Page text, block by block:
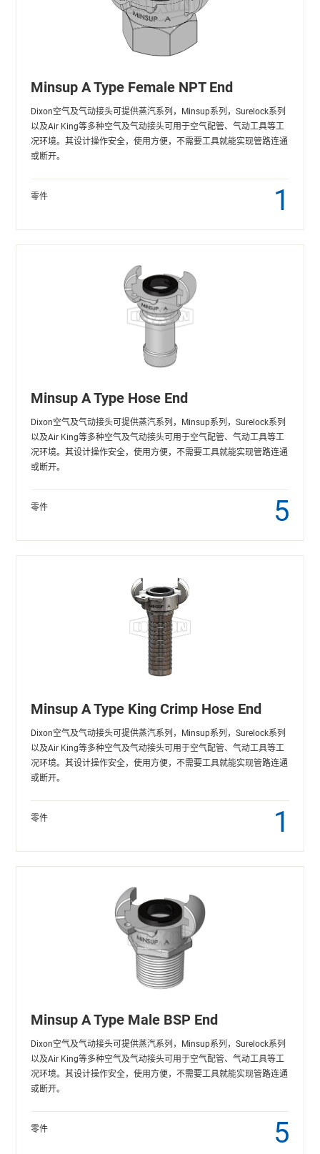
Minsup A Type Female NPT End
Dixon空气及气动接头可提供蒸汽系列，Minsup系列，Surelock系列
以及Air King等多种空气及气动接头可用于空气配管、气动工具等工
况环境。其设计操作安全，使用方便，不需要工具就能实现管路连通
或断开。
零件 1
Minsup A Type Hose End
Dixon空气及气动接头可提供蒸汽系列，Minsup系列，Surelock系列
以及Air King等多种空气及气动接头可用于空气配管、气动工具等工
况环境。其设计操作安全，使用方便，不需要工具就能实现管路连通
或断开。
零件 5
Minsup A Type King Crimp Hose End
Dixon空气及气动接头可提供蒸汽系列，Minsup系列，Surelock系列
以及Air King等多种空气及气动接头可用于空气配管、气动工具等工
况环境。其设计操作安全，使用方便，不需要工具就能实现管路连通
或断开。
零件 1
Minsup A Type Male BSP End
Dixon空气及气动接头可提供蒸汽系列，Minsup系列，Surelock系列
以及Air King等多种空气及气动接头可用于空气配管、气动工具等工
况环境。其设计操作安全，使用方便，不需要工具就能实现管路连通
或断开。
零件 5